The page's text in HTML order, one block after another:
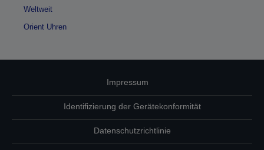
Weltweit
Orient Uhren
Impressum
Identifizierung der Gerätekonformität
Datenschutzrichtlinie